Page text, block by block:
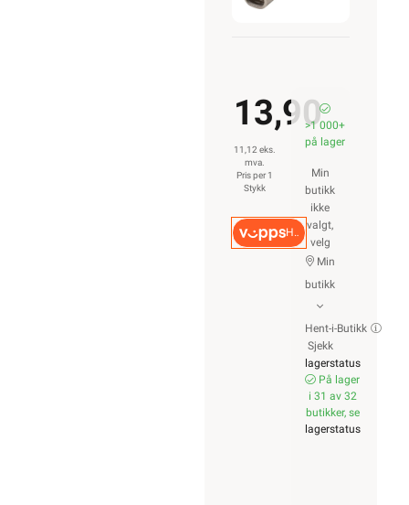
13,90
11,12 eks.
mva.
Pris per 1
Stykk
Hurtigkasse
>1 000+
på lager
Min
butikk
ikke
valgt,
velg
Min
butikk
Hent-i-Butikk
Sjekk
lagerstatus
På lager
i 31 av 32
butikker, se
lagerstatus